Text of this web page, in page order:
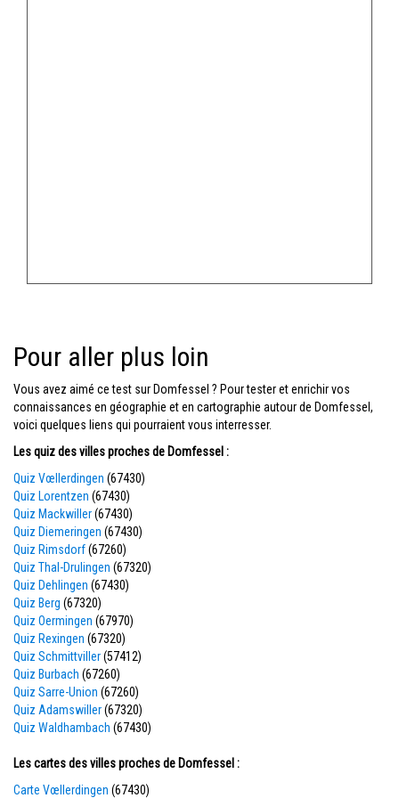
Pour aller plus loin
Vous avez aimé ce test sur Domfessel ? Pour tester et enrichir vos
connaissances en géographie et en cartographie autour de Domfessel,
voici quelques liens qui pourraient vous interresser.
Les quiz des villes proches de Domfessel :
Quiz Vœllerdingen (67430)
Quiz Lorentzen (67430)
Quiz Mackwiller(67430)
Quiz Diemeringen (67430)
Quiz Rimsdorf(67260)
Quiz Thal-Drulingen (67320)
Quiz Dehlingen (67430)
Quiz Berg (67320)
Quiz Oermingen (67970)
Quiz Rexingen (67320)
Quiz Schmittviller(57412)
Quiz Burbach (67260)
Quiz Sarre-Union (67260)
Quiz Adamswiller(67320)
Quiz Waldhambach (67430)
Les cartes des villes proches de Domfessel :
Carte Vœllerdingen (67430)